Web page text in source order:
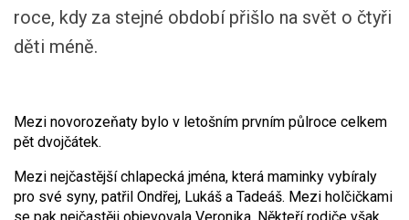
roce, kdy za stejné období přišlo na svět o čtyři
děti méně.
Mezi novorozeňaty bylo v letošním prvním půlroce celkem
pět dvojčátek.
Mezi nejčastější chlapecká jména, která maminky vybíraly
pro své syny, patřil Ondřej, Lukáš a Tadeáš. Mezi holčičkami